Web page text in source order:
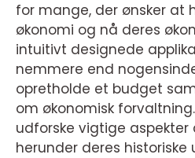
for mange, der ønsker at
økonomi og nå deres
intuitivt designede
nemmere end
opretholde et budget
om økonomisk
udforske vigtige
herunder deres historiske